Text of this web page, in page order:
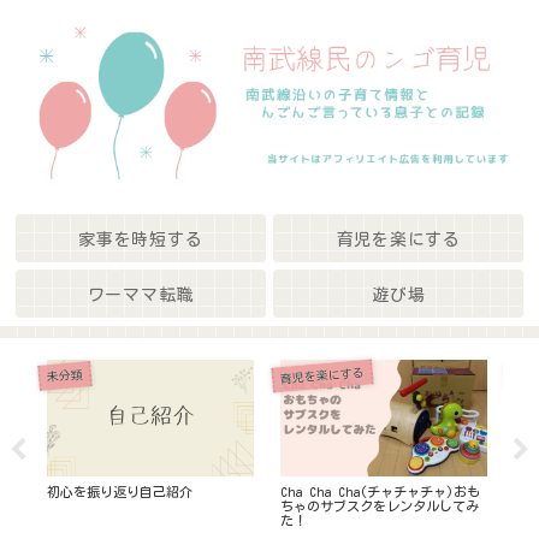
家事を時短する 育児を楽にする
ワーママ転職 遊び場
未分類
初心を振り返り自己紹介
育児を楽にする
Cha Cha Cha(チャチャチャ)おも
ちゃのサブスクをレンタルしてみ
た！